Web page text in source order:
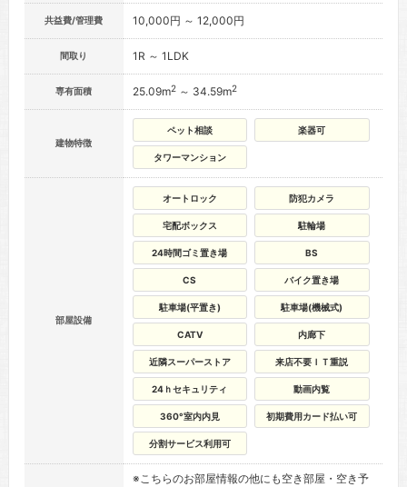
共益費/管理費 10,000円 ～ 12,000円
間取り 1R ～ 1LDK
専有面積 25.09m2～ 34.59m2
建物特徴
ペット相談 楽器可
タワーマンション
部屋設備
オートロック 防犯カメラ
宅配ボックス 駐輪場
24時間ゴミ置き場 BS
CS バイク置き場
駐車場(平置き) 駐車場(機械式)
CATV 内廊下
近隣スーパーストア 来店不要ＩＴ重説
24ｈセキュリティ 動画内覧
360°室内内見 初期費用カード払い可
分割サービス利用可
※こちらのお部屋情報の他にも空き部屋・空き予